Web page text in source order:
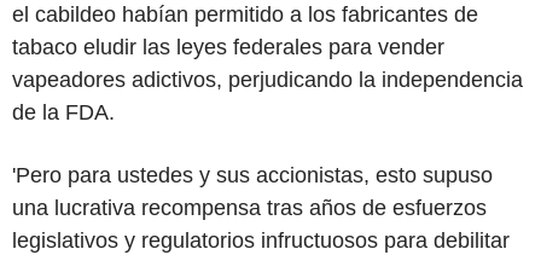
el cabildeo habían permitido a los fabricantes de
tabaco eludir las leyes federales para vender
vapeadores adictivos, perjudicando la independencia
de la FDA.
'Pero para ustedes y sus accionistas, esto supuso
una lucrativa recompensa tras años de esfuerzos
legislativos y regulatorios infructuosos para debilitar